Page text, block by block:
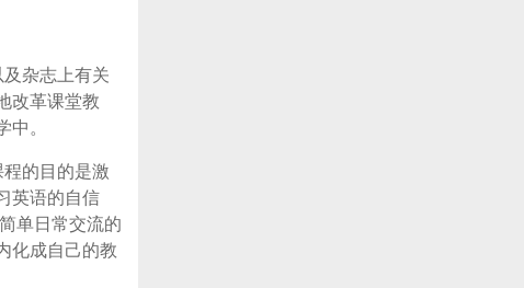
杂志上有关
改革课堂教
。
的目的是激
英语的自信
单日常交流的
化成自己的教